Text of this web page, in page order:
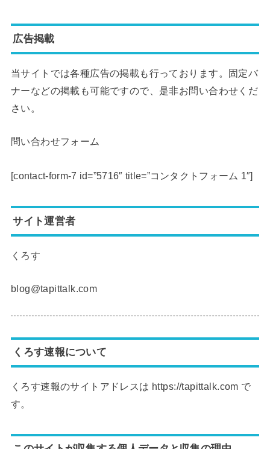
広告掲載
当サイトでは各種広告の掲載も行っております。固定バ
ナーなどの掲載も可能ですので、是非お問い合わせくだ
さい。
問い合わせフォーム
[contact-form-7 id=”5716″ title=”コンタクトフォーム 1″]
サイト運営者
くろす
blog@tapittalk.com
くろす速報について
くろす速報のサイトアドレスは https://tapittalk.com で
す。